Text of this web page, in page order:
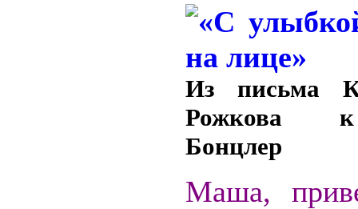
Из письма
Рожкова
Бонцлер
Маша,